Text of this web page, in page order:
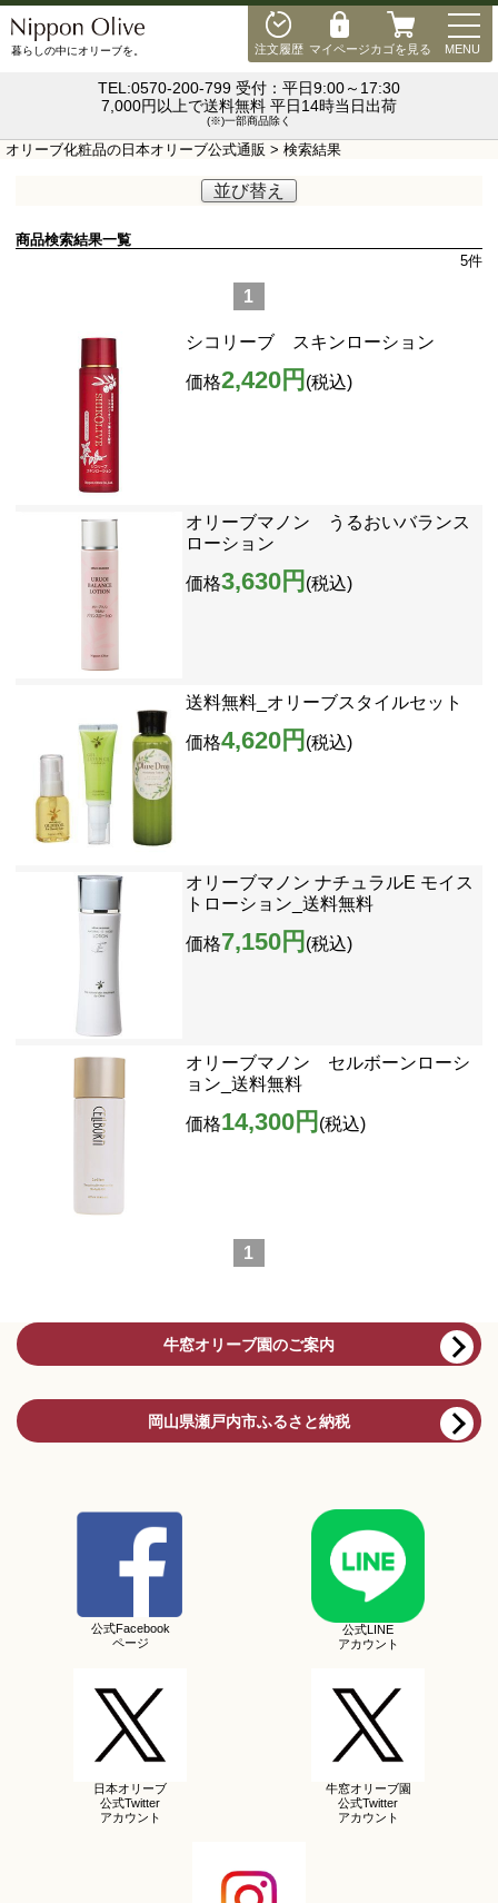
注文履歴 マイページカゴを見る MENU
暮らしの中にオリーブを。
TEL:0570-200-799 受付：平日9:00～17:30
7,000円以上で送料無料 平日14時当日出荷
(※)一部商品除く
オリーブ化粧品の日本オリーブ公式通販 > 検索結果
並び替え
商品検索結果一覧
5件
1
シコリーブ スキンローション
価格2,420円 (税込)
オリーブマノン うるおいバランス
ローション
価格3,630円 (税込)
送料無料_オリーブスタイルセット
価格4,620円 (税込)
オリーブマノン ナチュラルE モイス
トローション_送料無料
価格7,150円 (税込)
オリーブマノン セルボーンローシ
ョン_送料無料
価格14,300円 (税込)
1
牛窓オリーブ園のご案内
岡山県瀬戸内市ふるさと納税
公式Facebook
ページ
公式LINE
アカウント
日本オリーブ
公式Twitter
アカウント
牛窓オリーブ園
公式Twitter
アカウント